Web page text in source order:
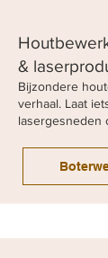
&
Bijzondere
verhaal. Laat
lasergesneden